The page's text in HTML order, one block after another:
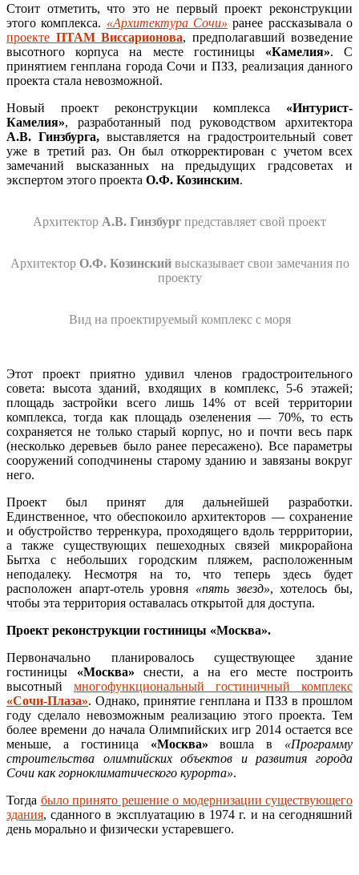
Стоит отметить, что это не первый проект реконструкции
этого комплекса. «Архитектура Сочи» ранее рассказывала о
проекте ПТАМ Виссарионова, предполагавший возведение
высотного корпуса на месте гостиницы «Камелия». С
принятием генплана города Сочи и ПЗЗ, реализация данного
проекта стала невозможной.
Новый проект реконструкции комплекса «Интурист-
Камелия», разработанный под руководством архитектора
А.В. Гинзбурга, выставляется на градостроительный совет
уже в третий раз. Он был откорректирован с учетом всех
замечаний высказанных на предыдущих градсоветах и
экспертом этого проекта О.Ф. Козинским.
Архитектор А.В. Гинзбург представляет свой проект
Архитектор О.Ф. Козинскийвысказывает свои замечания по
проекту
Вид на проектируемый комплекс с моря
Этот проект приятно удивил членов градостроительного
совета: высота зданий, входящих в комплекс, 5-6 этажей;
площадь застройки всего лишь 14% от всей территории
комплекса, тогда как площадь озеленения — 70%, то есть
сохраняется не только старый корпус, но и почти весь парк
(несколько деревьев было ранее пересажено). Все параметры
сооружений соподчинены старому зданию и завязаны вокруг
него.
Проект был принят для дальнейшей разработки.
Единственное, что обеспокоило архитекторов — сохранение
и обустройство терренкура, проходящего вдоль террритории,
а также существующих пешеходных связей микрорайона
Бытха с небольших городским пляжем, расположенным
неподалеку. Несмотря на то, что теперь здесь будет
расположен апарт-отель уровня «пять звезд», хотелось бы,
чтобы эта территория оставалась открытой для доступа.
Проект реконструкции гостиницы «Москва».
Первоначально планировалось существующее здание
гостиницы «Москва» снести, а на его месте построить
высотный многофункциональный гостиничный комплекс
«Сочи-Плаза». Однако, принятие генплана и ПЗЗ в прошлом
году сделало невозможным реализацию этого проекта. Тем
более времени до начала Олимпийских игр 2014 остается все
меньше, а гостиница «Москва» вошла в «Программу
строительства олимпийских объектов и развития города
Сочи как горноклиматического курорта».
Тогда было принято решение о модернизации существующего
здания, сданного в эксплуатацию в 1974 г. и на сегодняшний
день морально и физически устаревшего.